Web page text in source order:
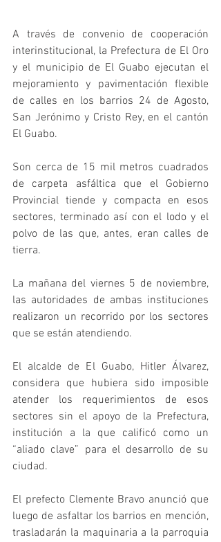
A través de convenio de cooperación
interinstitucional, la Prefectura de El Oro
y el municipio de El Guabo ejecutan el
mejoramiento y pavimentación flexible
de calles en los barrios 24 de Agosto,
San Jerónimo y Cristo Rey, en el cantón
El Guabo.
Son cerca de 15 mil metros cuadrados
de carpeta asfáltica que el Gobierno
Provincial tiende y compacta en esos
sectores, terminado así con el lodo y el
polvo de las que, antes, eran calles de
tierra.
La mañana del viernes 5 de noviembre,
las autoridades de ambas instituciones
realizaron un recorrido por los sectores
que se están atendiendo.
El alcalde de El Guabo, Hitler Álvarez,
considera que hubiera sido imposible
atender los requerimientos de esos
sectores sin el apoyo de la Prefectura,
institución a la que calificó como un
“aliado clave” para el desarrollo de su
ciudad.
El prefecto Clemente Bravo anunció que
luego de asfaltar los barrios en mención,
trasladarán la maquinaria a la parroquia